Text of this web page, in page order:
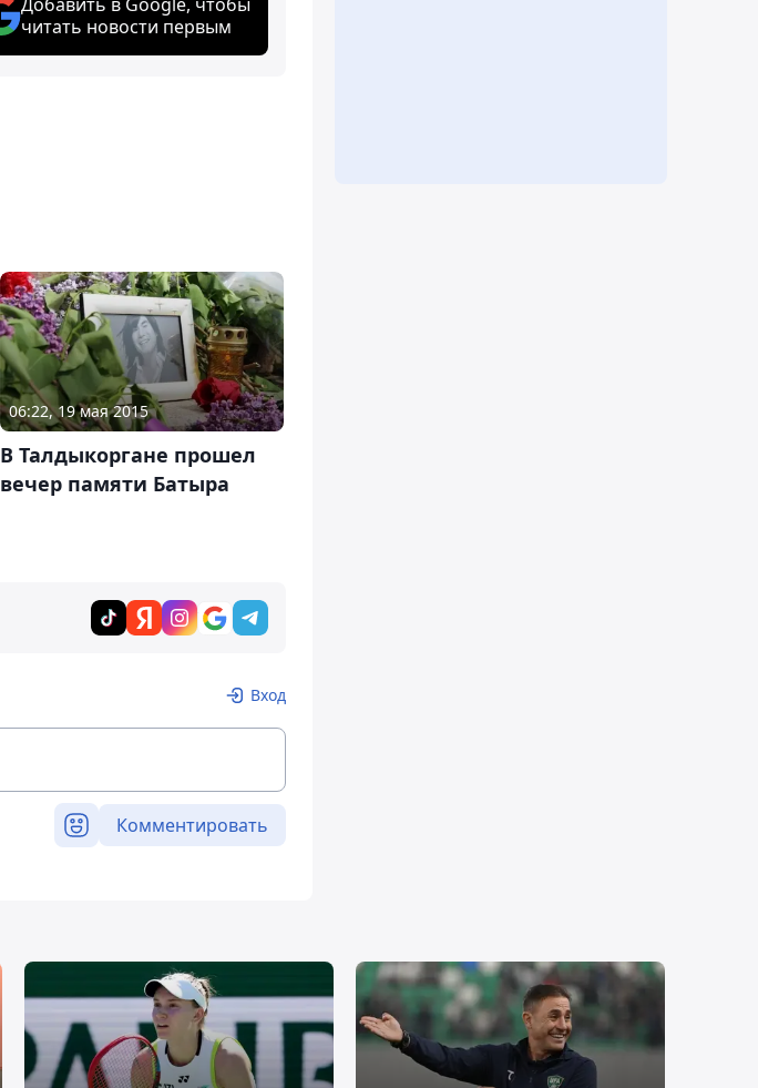
читать новости первым
06:22, 19 мая 2015
В Талдыкоргане прошел
вечер памяти Батыра
Вход
Комментировать